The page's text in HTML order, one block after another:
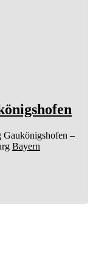
Gaukönigshofen –
Bayern